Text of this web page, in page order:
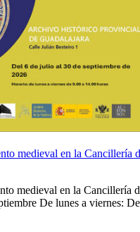
medieval en la Cancillería
medieval en la Cancillería
De lunes a viernes: De